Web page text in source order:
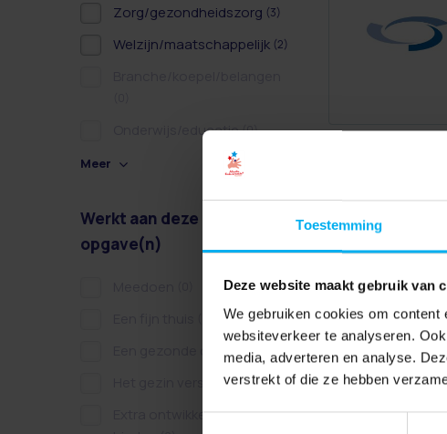
Toestemming
Deze website maakt gebruik van
We gebruiken cookies om
websiteverkeer te analyseren.
media, adverteren en analyse.
verstrekt of die ze hebben
Zorg/gezondheidszorg (3)
Welzijn/maatschappelijk (2)
Onderwijs/educatie(0)
Meer
Werkt aan deze
opgave(n)
Een gezonde dag
Het gezin versterken(0)
Extra ontwikkelkansen